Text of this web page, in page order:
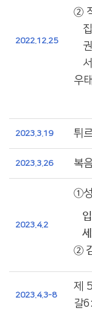
2022.12.25
②
권
서
우
2023.3.19 튀
2023.3.26 복
2023.4.2
①
입
세
②
2023.4.3-8
제
갈